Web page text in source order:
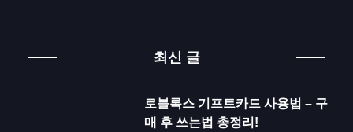
최신 글
로블록스 기프트카드 사용법 – 구
매 후 쓰는법 총정리!